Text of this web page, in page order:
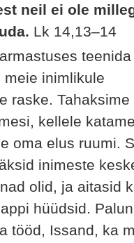
neil ei ole
Lk 14,13–14
teenida
meie inimlikule
raske. Tahaksime
kellele
oma elus ruumi.
inimeste
olid, ja aitasid
hüüdsid. Palun
tööd, Issand, ka